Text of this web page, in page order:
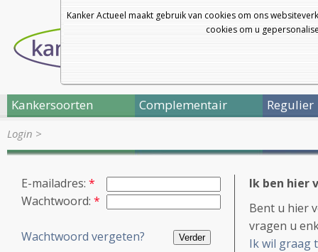
Kanker Actueel maakt gebruik van cookies om ons
cookies om u
Kankersoorten Complementair Regulier
Login >
E-mailadres: *
Wachtwoord: *
Wachtwoord vergeten?
Ik ben hier
Bent u hier
vragen u
Ik wil graag